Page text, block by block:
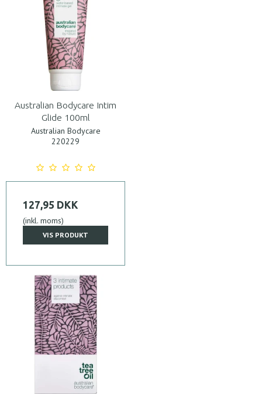
Australian Bodycare Intim
Glide 100ml
Australian Bodycare
220229
127,95 DKK
(inkl. moms)
VIS PRODUKT